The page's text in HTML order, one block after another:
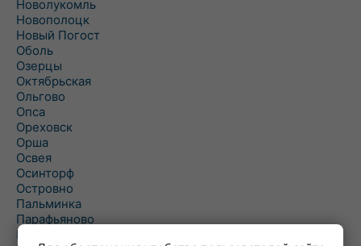
Новолукомль
Новополоцк
Новый Погост
Оболь
Озерцы
Октябрьская
Ольгово
Опса
Ореховск
Орша
Освея
Осинторф
Островно
Пальминка
Парафьяново
Плисса